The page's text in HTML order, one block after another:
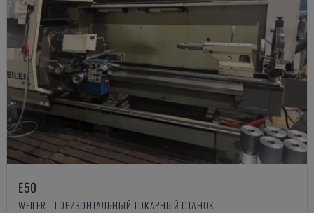
E50
WEILER - ГОРИЗОНТАЛЬНЫЙ ТОКАРНЫЙ СТАНОК